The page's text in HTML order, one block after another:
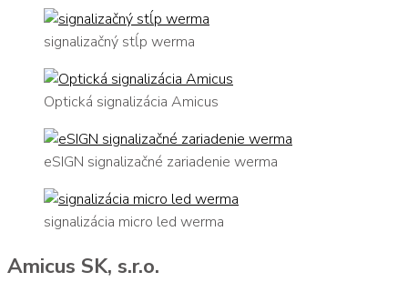
signalizačný stĺp werma
Optická signalizácia Amicus
eSIGN signalizačné zariadenie werma
signalizácia micro led werma
Amicus SK, s.r.o.